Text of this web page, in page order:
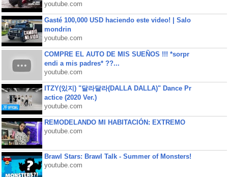
youtube.com
Gasté 100,000 USD haciendo este video! | Salo
mondrin
youtube.com
COMPRE EL AUTO DE MIS SUEÑOS !!! *sorpr
endi a mis padres* ??...
youtube.com
ITZY(있지) "달라달라(DALLA DALLA)" Dance Pr
actice (2020 Ver.)
youtube.com
REMODELANDO MI HABITACIÓN: EXTREMO
youtube.com
Brawl Stars: Brawl Talk - Summer of Monsters!
youtube.com